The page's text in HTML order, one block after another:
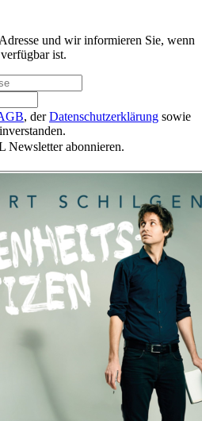
und wir informieren Sie, wenn
ist.
, derDatenschutzerklärung sowie
abonnieren.